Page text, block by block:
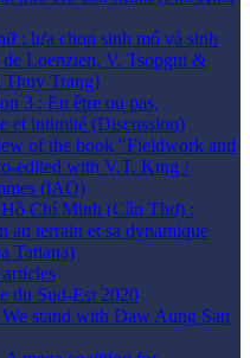
: lựa chọn sinh mổ và sinh
Loenzien, V. Tsopgni &
Trang)
3 : En être ou pas,
et intimité (Discussion)
of the book "Fieldwork and
edited with V.T. King /
(lAO)
Chí Minh (Cần Thơ) :
au terrain et sa dynamique
Tatiana)
du Sud-Est 2020
stand with Daw Aung San